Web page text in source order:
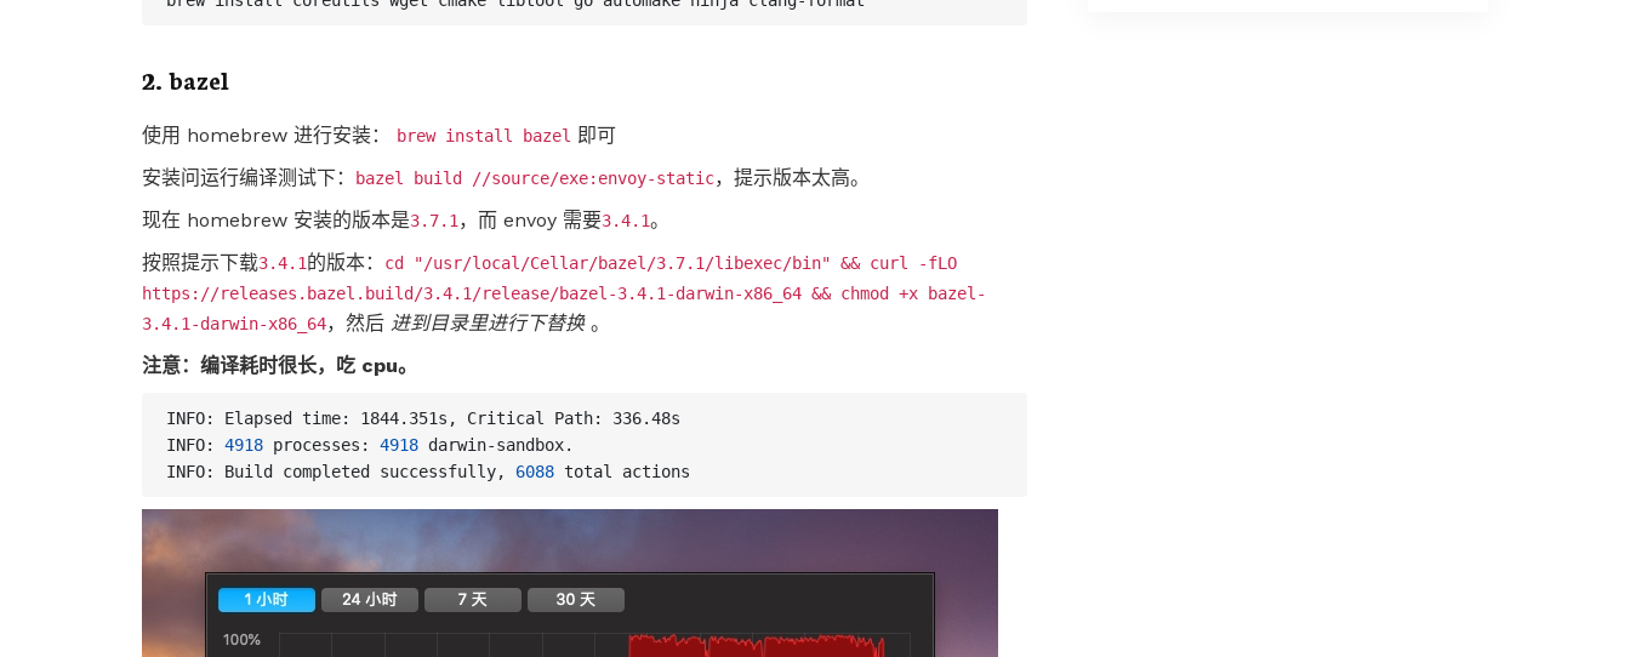
2. bazel
使用 homebrew 进行安装： brew install bazel
即可
安装问运行编译测试下：
bazel build //source/exe:envoy-static，提示版本太高。
现在 homebrew 安装的版本是3.7.1 ，而 envoy 需要3.4.1。
按照提示下载3.4.1的版本：
cd "/usr/local/Cellar/bazel/3.7.1/libexec/bin" && curl -fLO
https://releases.bazel.build/3.4.1/release/bazel-3.4.1-darwin-x86_64 && chmod +x bazel-
3.4.1-darwin-x86_64，然后 进到目录里进行下替换。
注意：编译耗时很长，吃 cpu。
INFO: 4918 processes: 4918
INFO: Build completed successfully, 6088